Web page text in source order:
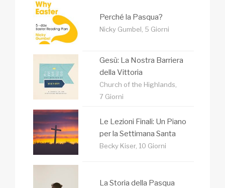
Perché la Pasqua?
Nicky Gumbel, 5 Giorni
Gesù: La Nostra Barriera
della Vittoria
Church of the Highlands,
7 Giorni
Le Lezioni Finali: Un Piano
per la Settimana Santa
Becky Kiser, 10 Giorni
La Storia della Pasqua